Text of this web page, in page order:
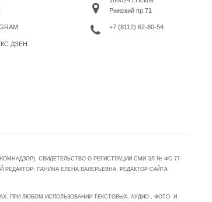
ДЗЕН
Рижский пр.71
+7 (8112) 62-80-54
СВИДЕТЕЛЬСТВО О РЕГИСТРАЦИИ СМИ ЭЛ № ФС 77-
РЕДАКТОР: ПАНИНА ЕЛЕНА ВАЛЕРЬЕВНА. РЕДАКТОР САЙТА
ПРИ ЛЮБОМ ИСПОЛЬЗОВАНИИ ТЕКСТОВЫХ, АУДИО-, ФОТО- И